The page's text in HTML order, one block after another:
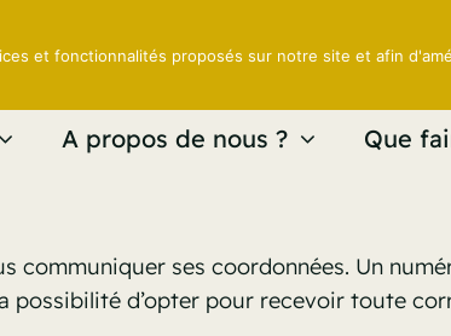
A propos de nous ? Que
communiquer ses coordonnées. Un
possibilité d’opter pour recevoir toute
et fonctionnalités proposés sur notre site et afin